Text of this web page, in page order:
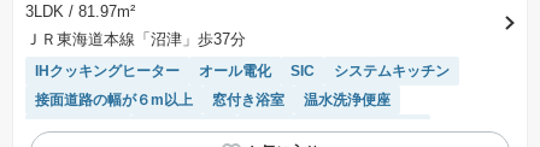
3LDK / 81.97m²
ＪＲ東海道本線「沼津」歩37分
IHクッキングヒーター オール電化 SIC
システムキッチン
接面道路の幅が６m以上
窓付き浴室
温水洗浄便座
対面キッチン
高機能トイレ
モニター付きインターホン